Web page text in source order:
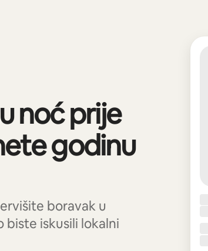
noć prije
godinu
boravak u
biste iskusili lokalni